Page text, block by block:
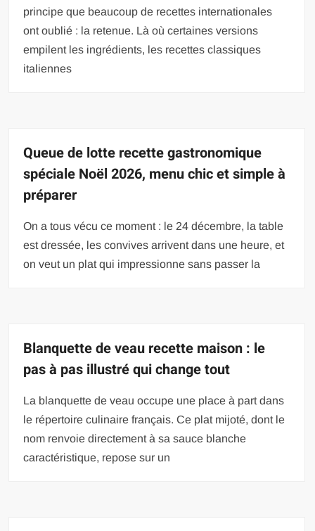
principe que beaucoup de recettes internationales
ont oublié : la retenue. Là où certaines versions
empilent les ingrédients, les recettes classiques
italiennes
Queue de lotte recette gastronomique
spéciale Noël 2026, menu chic et simple à
préparer
On a tous vécu ce moment : le 24 décembre, la table
est dressée, les convives arrivent dans une heure, et
on veut un plat qui impressionne sans passer la
Blanquette de veau recette maison : le
pas à pas illustré qui change tout
La blanquette de veau occupe une place à part dans
le répertoire culinaire français. Ce plat mijoté, dont le
nom renvoie directement à sa sauce blanche
caractéristique, repose sur un